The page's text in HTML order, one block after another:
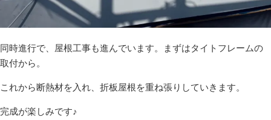
同時進行で、屋根工事も進んでいます。まずはタイトフレームの
取付から。
これから断熱材を入れ、折板屋根を重ね張りしていきます。
完成が楽しみです♪